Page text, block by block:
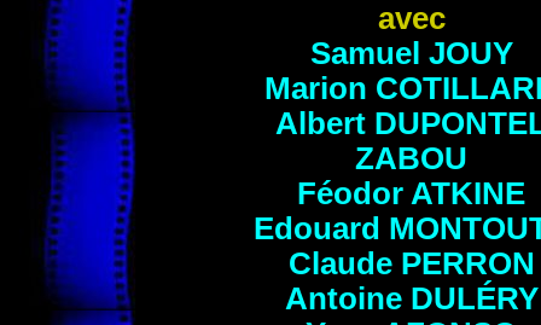
avec
Samuel JOUY
Marion
Albert
ZABOU
Féodor ATKINE
Edouard
Claude PERRON
Antoine DULÉRY